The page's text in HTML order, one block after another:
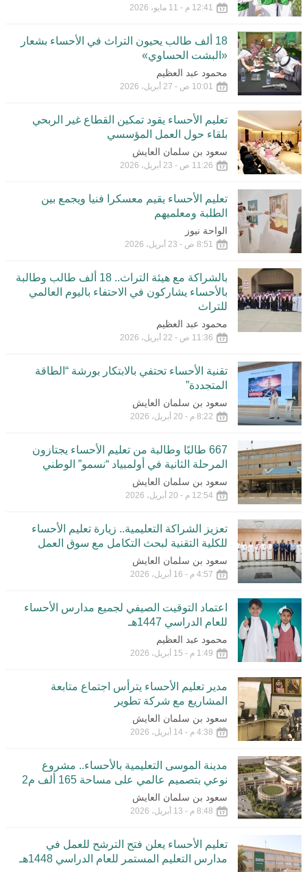
12:41 م - 11 مايو، 2026
18 ألف طالب يحيون التراث في الأحساء بشعار
«البشت الحساوي»
محمود عبد العظيم
10:01 ص - 27 أبريل، 2026
تعليم الأحساء يقود تمكين القطاع غير الربحي
بلقاء حول العمل المؤسسي
سعود بن سلمان العايش
11:26 ص - 23 أبريل، 2026
تعليم الأحساء يقيم معسكرا فنيا ويجمع بين
الطلبة ومعلميهم
الواحة نيوز
8:51 ص - 23 أبريل، 2026
بالشراكة مع هيئة التراث.. 18 ألف طالب وطالبة
بالأحساء يشاركون في الاحتفاء باليوم العالمي
للتراث
محمود عبد العظيم
11:36 ص - 22 أبريل، 2026
تقنية الأحساء تحتفي بالابتكار بورشة “الطاقة
المتجددة”
سعود بن سلمان العايش
8:22 م - 20 أبريل، 2026
667 طالبًا وطالبة من تعليم الأحساء يجتازون
المرحلة الثانية في أولمبياد “نسمو” الوطني
سعود بن سلمان العايش
12:54 م - 20 أبريل، 2026
تعزيز الشراكة التعليمية.. زيارة تعليم الأحساء
للكلية التقنية لبحث التكامل مع سوق العمل
سعود بن سلمان العايش
4:57 م - 16 أبريل، 2026
اعتماد التوقيت الصيفي لجميع مدارس الأحساء
للعام الدراسي 1447هـ
محمود عبد العظيم
1:49 م - 15 أبريل، 2026
مدير تعليم الأحساء يترأس اجتماع متابعة
المشاريع مع شركة تطوير
سعود بن سلمان العايش
4:38 م - 14 أبريل، 2026
مدينة الموسى التعليمية بالأحساء.. مشروع
نوعي بتصميم عالمي على مساحة 165 ألف م2
سعود بن سلمان العايش
8:48 م - 13 أبريل، 2026
تعليم الأحساء يعلن فتح الترشح للعمل في
مدارس التعليم المستمر للعام الدراسي 1448هـ